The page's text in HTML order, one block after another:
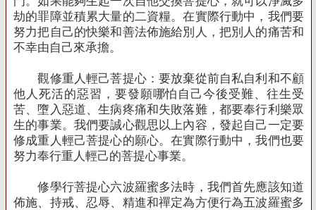
劫的罪障並積累大量的二資糧。在實際行動中，我們要
努力把自己的快樂和善法佈施給別人，把別人的痛苦和
不幸由自己來承擔。
觀修重人輕己菩提心：要放棄從前自私自利和不顧
他人死活的惡習，要發願哪怕自己今後受難、往生受
苦、墮入惡道、生病疼痛和失敗落難，都要奉行利樂眾
生的事業。我們要誠心觀思以上內容，發起自己一定要
修成重人輕己菩提心的願心。在實際行動中，我們也要
努力奉行重人輕己的菩提心事業。
修學行菩提心六波羅蜜多法時，我們首先應該知道
佈施、持戒、忍辱、精進和禪定為方便行為五波羅蜜多